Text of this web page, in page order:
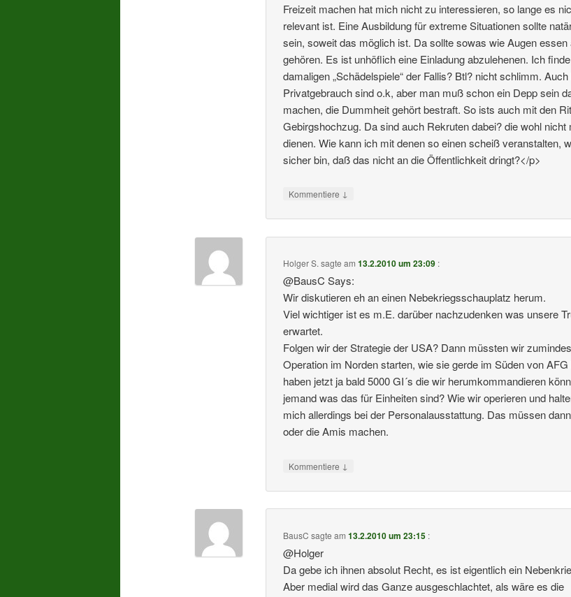
Freizeit machen hat mich nicht zu interessieren, so lange es
relevant ist. Eine Ausbildung für extreme Situationen sollte
sein, soweit das möglich ist. Da sollte sowas wie Augen essen
gehören. Es ist unhöflich eine Einladung abzulehenen. Ich
damaligen „Schädelspiele“ der Fallis? Btl? nicht schlimm.
Privatgebrauch sind o.k, aber man muß schon ein Depp sein
machen, die Dummheit gehört bestraft. So ists auch mit den
Gebirgshochzug. Da sind auch Rekruten dabei? die wohl nicht
dienen. Wie kann ich mit denen so einen scheiß veranstalten,
sicher bin, daß das nicht an die Öffentlichkeit dringt?</p>
Kommentiere ↓
Holger S. sagte am13.2.2010 um 23:09 :
@BausC Says:
Wir diskutieren eh an einen Nebekriegsschauplatz herum.
Viel wichtiger ist es m.E. darüber nachzudenken was unsere
erwartet.
Folgen wir der Strategie der USA? Dann müssten wir
Operation im Norden starten, wie sie gerde im Süden von
haben jetzt ja bald 5000 GI´s die wir herumkommandieren
jemand was das für Einheiten sind? Wie wir operieren und
mich allerdings bei der Personalausstattung. Das müssen
oder die Amis machen.
Kommentiere ↓
BausC sagte am13.2.2010 um 23:15 :
@Holger
Da gebe ich ihnen absolut Recht, es ist eigentlich ein
Aber medial wird das Ganze ausgeschlachtet, als wäre es die